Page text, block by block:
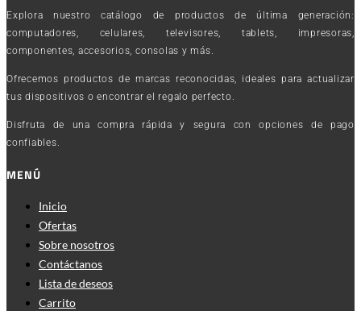
Explora nuestro catálogo de productos de última generación:
computadores, celulares, televisores, tablets, impresoras,
componentes, accesorios, consolas y más.
Ofrecemos productos de marcas reconocidas, ideales para actualizar
tus dispositivos o encontrar el regalo perfecto.
Disfruta de una compra rápida y segura con opciones de pago
confiables.
MENÚ
Inicio
Ofertas
Sobre nosotros
Contáctanos
Lista de deseos
Carrito